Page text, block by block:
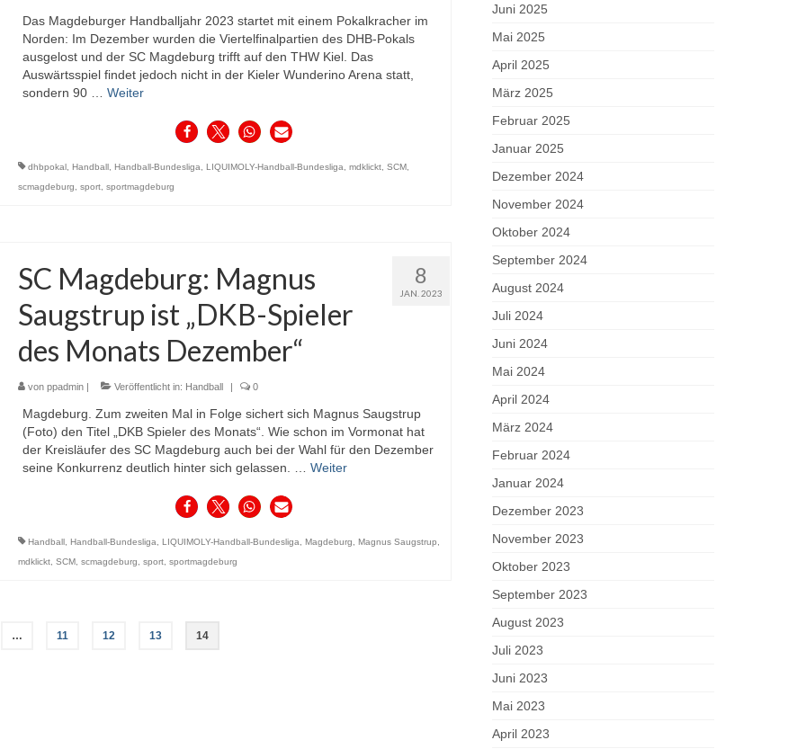
Das Magdeburger Handballjahr 2023 startet mit einem Pokalkracher im
Norden: Im Dezember wurden die Viertelfinalpartien des DHB-Pokals
ausgelost und der SC Magdeburg trifft auf den THW Kiel. Das
Auswärtsspiel findet jedoch nicht in der Kieler Wunderino Arena statt,
sondern 90 … Weiter
dhbpokal, Handball, Handball-Bundesliga LIQUIMOLY-Handball-Bundesliga mdklickt, SCM,
scmagdeburg
sport, sportmagdeburg
8
JAN. 2023
SC Magdeburg: Magnus
Saugstrup ist „DKB-Spieler
des Monats Dezember“
von ppadmin| Veröffentlicht in: Handball | 0
Magdeburg. Zum zweiten Mal in Folge sichert sich Magnus Saugstrup
(Foto) den Titel „DKB Spieler des Monats“. Wie schon im Vormonat hat
der Kreisläufer des SC Magdeburg auch bei der Wahl für den Dezember
seine Konkurrenz deutlich hinter sich gelassen. … Weiter
Handball, Handball-Bundesliga LIQUIMOLY-Handball-Bundesliga Magdeburg Magnus Saugstrup
mdklickt, SCM, scmagdeburg sport, sportmagdeburg
… 11 12 13 14
Juni 2025
Mai 2025
April 2025
März 2025
Februar 2025
Januar 2025
Dezember 2024
November 2024
Oktober 2024
September 2024
August 2024
Juli 2024
Juni 2024
Mai 2024
April 2024
März 2024
Februar 2024
Januar 2024
Dezember 2023
November 2023
Oktober 2023
September 2023
August 2023
Juli 2023
Juni 2023
Mai 2023
April 2023